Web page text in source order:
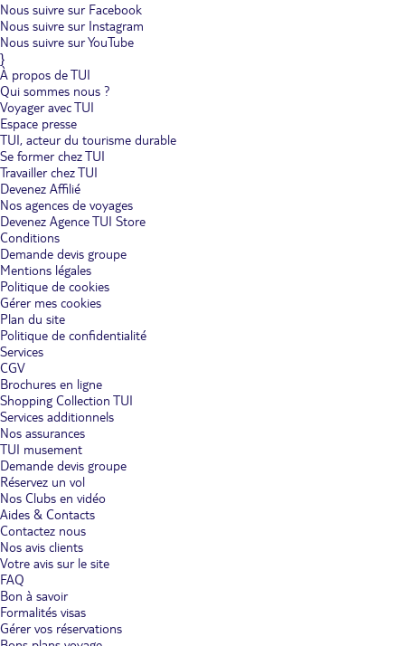
Nous suivre sur Facebook
Nous suivre sur Instagram
Nous suivre sur YouTube
}
À propos de TUI
Qui sommes nous ?
Voyager avec TUI
Espace presse
TUI, acteur du tourisme durable
Se former chez TUI
Travailler chez TUI
Devenez Affilié
Nos agences de voyages
Devenez Agence TUI Store
Conditions
Demande devis groupe
Mentions légales
Politique de cookies
Gérer mes cookies
Plan du site
Politique de confidentialité
Services
CGV
Brochures en ligne
Shopping Collection TUI
Services additionnels
Nos assurances
TUI musement
Demande devis groupe
Réservez un vol
Nos Clubs en vidéo
Aides & Contacts
Contactez nous
Nos avis clients
Votre avis sur le site
FAQ
Bon à savoir
Formalités visas
Gérer vos réservations